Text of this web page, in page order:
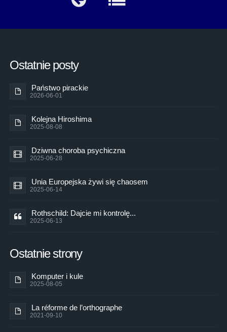
Ostatnie posty
Państwo pirackie
2026-06-01
Kolejna Hiroshima
2025-08-08
Dziwna choroba psychiczna
2025-06-28
Unia Europejska żywi się chaosem
2025-06-14
Rothschild: Dajcie mi kontrolę...
2025-06-13
Ostatnie strony
Komputer i kule
2025-08-05
La réforme de l’orthographe
2021-09-10